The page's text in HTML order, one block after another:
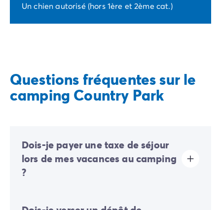
Un chien autorisé (hors 1ère et 2ème cat.)
Questions fréquentes sur le
camping Country Park
Dois-je payer une taxe de séjour
lors de mes vacances au camping
?